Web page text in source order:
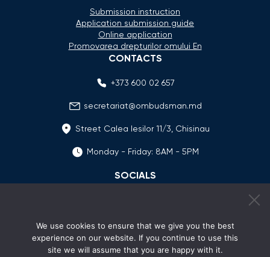
Submission instruction
Application submission guide
Online application
Promovarea drepturilor omului En
CONTACTS
+373 600 02 657
secretariat@ombudsman.md
Street Calea Iesilor 11/3, Chisinau
Monday - Friday: 8AM - 5PM
SOCIALS
We use cookies to ensure that we give you the best
experience on our website. If you continue to use this
site we will assume that you are happy with it.